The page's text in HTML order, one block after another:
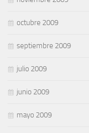
octubre 2009
septiembre 2009
julio 2009
junio 2009
mayo 2009